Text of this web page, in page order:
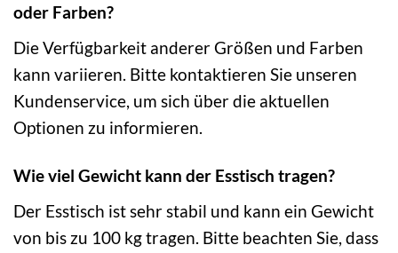
oder Farben?
Die Verfügbarkeit anderer Größen und Farben
kann variieren. Bitte kontaktieren Sie unseren
Kundenservice, um sich über die aktuellen
Optionen zu informieren.
Wie viel Gewicht kann der Esstisch tragen?
Der Esstisch ist sehr stabil und kann ein Gewicht
von bis zu 100 kg tragen. Bitte beachten Sie, dass